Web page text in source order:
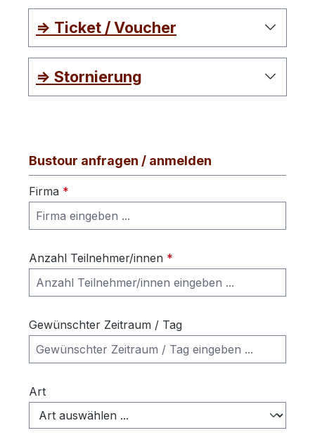
=> Ticket / Voucher
=> Stornierung
Bustour anfragen / anmelden
Firma *
Anzahl Teilnehmer/innen *
Gewünschter Zeitraum / Tag
Art